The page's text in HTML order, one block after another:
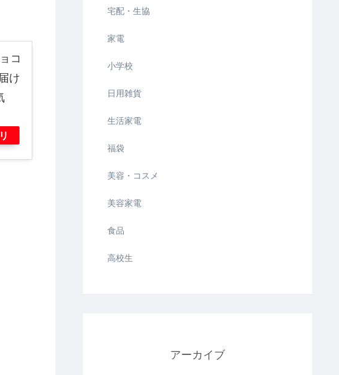
コ
け
宅配・生協
家電
小学校
日用雑貨
生活家電
福袋
美容・コスメ
美容家電
食品
高校生
アーカイブ